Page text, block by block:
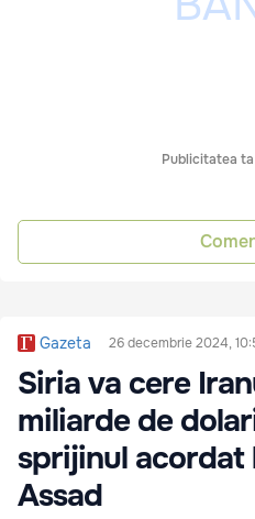
Publicitatea
Gazeta 26 decembrie 2024,
Siria va cere
miliarde de
sprijinul acordat
Assad